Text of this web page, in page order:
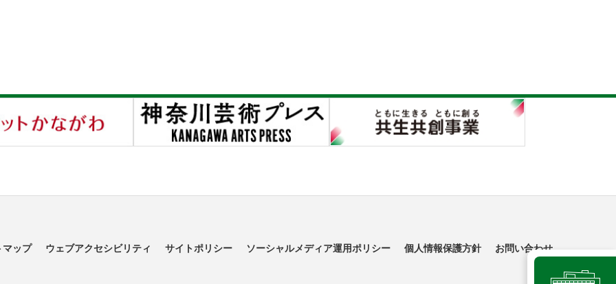
マップ ウェブアクセシビリティ サイトポリシー ソーシャルメディア運用ポリシー 個人情報保護方針 お問い合わせ